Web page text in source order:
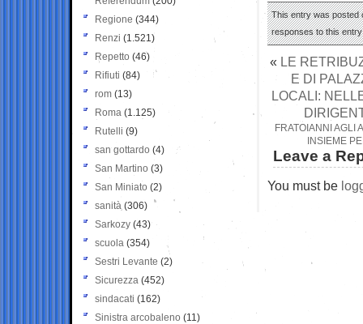
This entry was posted
responses to this
« LE
E DI
LOCALI:
FRATOIANNI AGLI
INSIEME
Leave a
You must be
Regione (344)
Renzi (1.521)
Repetto (46)
Rifiuti (84)
rom (13)
Roma (1.125)
Rutelli (9)
san gottardo (4)
San Martino (3)
San Miniato (2)
sanità (306)
Sarkozy (43)
scuola (354)
Sestri Levante (2)
Sicurezza (452)
sindacati (162)
Sinistra arcobaleno (11)